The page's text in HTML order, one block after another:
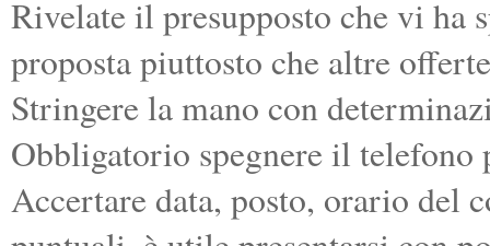
Rivelate il presupposto che vi ha
proposta piuttosto che altre
Stringere la mano con
Obbligatorio spegnere il telefono
Accertare data, posto, orario del